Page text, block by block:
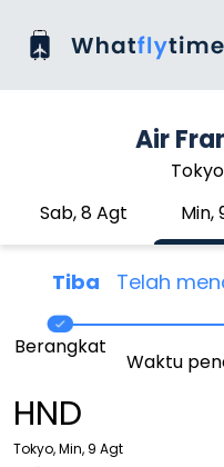
Air
Sab, 8 Agt
Min,
Tiba Telah
HND
Tokyo, Min, 9 Agt
Berangkat
Waktu